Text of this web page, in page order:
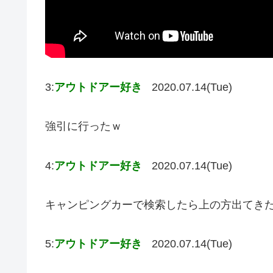
3:アウトドアー好き 2020.07.14(Tue)
強引に行ったｗ
4:アウトドアー好き 2020.07.14(Tue)
キャンピングカーで検索したら上の方出てき
5:アウトドアー好き 2020.07.14(Tue)